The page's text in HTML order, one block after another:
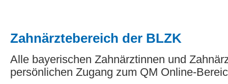
Zahnärztebereich der BLZK
Alle bayerischen Zahnärztinnen und
persönlichen Zugang zum QM Online-